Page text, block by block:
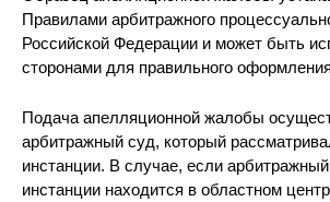
Правилами арбитражного
Российской Федерации и может быть
сторонами для правильного
Подача апелляционной жалобы
арбитражный суд, который
инстанции. В случае, если
инстанции находится в областном